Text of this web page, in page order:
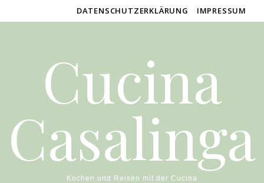
DATENSCHUTZERKLÄRUNG IMPRESSUM
Cucina
Casalinga
Kochen und Reisen mit der Cucina